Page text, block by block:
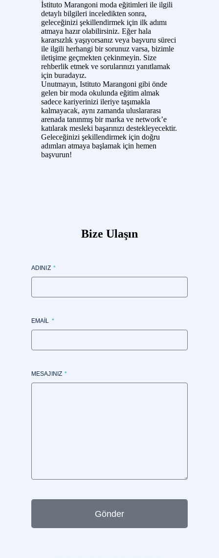
İstituto Marangoni moda eğitimleri ile ilgili
detaylı bilgileri inceledikten sonra,
geleceğinizi şekillendirmek için ilk adımı
atmaya hazır olabilirsiniz. Eğer hala
kararsızlık yaşıyorsanız veya başvuru süreci
ile ilgili herhangi bir sorunuz varsa, bizimle
iletişime geçmekten çekinmeyin. Size
rehberlik etmek ve sorularınızı yanıtlamak
için buradayız.
Unutmayın, Istituto Marangoni gibi önde
gelen bir moda okulunda eğitim almak
sadece kariyerinizi ileriye taşımakla
kalmayacak, aynı zamanda uluslararası
arenada tanınmış bir marka ve network’e
katılarak mesleki başarınızı destekleyecektir.
Geleceğinizi şekillendirmek için doğru
adımları atmaya başlamak için hemen
başvurun!
Bize Ulaşın
ADINIZ
EMAIL
MESAJINIZ
Gönder